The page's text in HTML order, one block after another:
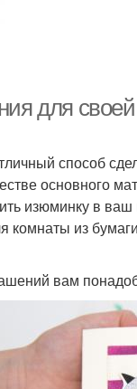
для
способ
основного
изюминку в
комнаты из
вам